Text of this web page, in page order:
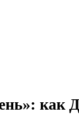
как